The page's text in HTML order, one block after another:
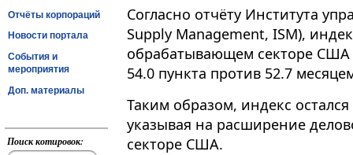
Отчёты корпораций
Новости портала
События и
мероприятия
Доп. материалы
Поиск котировок:
Согласно отчёту Института
Supply Management, ISM),
обрабатывающем секторе США
54.0 пункта против 52.7
Таким образом, индекс
указывая на расширение
секторе США.